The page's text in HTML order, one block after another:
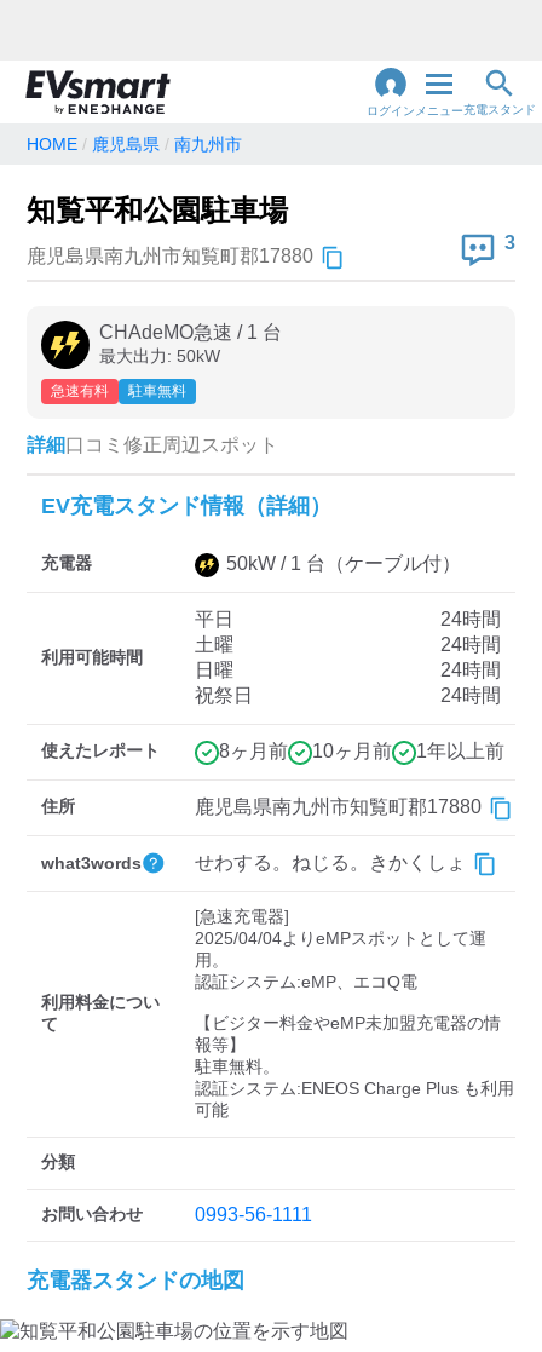
ログイン メニュー充電スタンド
地名・観光スポット・住所で検索
充電器の種類
急速充電器のみ表示
高速道路上のみ表示
認証システム
三菱ディーラーを表示
日産ディーラーを表示
示
充電器の出力
中速-20kW-以上
検索する
HOME 鹿児島県 南九州市
知覧平和公園駐車場
鹿児島県南九州市知覧町郡17880
3
CHAdeMO急速 / 1 台
最大出力: 50kW
急速有料 駐車無料
詳細口コミ 修正周辺スポット
EV充電スタンド情報（詳細）
充電器 50kW / 1 台 （ケーブル付）
利用可能時間
平日
24時間
土曜
24時間
日曜
24時間
祝祭日
24時間
使えたレポート 8ヶ月前 10ヶ月前 1年以上前
住所 鹿児島県南九州市知覧町郡17880
what3words せわする。ねじる。きかくしょ
利用料金につい
て
[急速充電器]
2025/04/04よりeMPスポットとして運
用。
認証システム:eMP、エコQ電
【ビジター料金やeMP未加盟充電器の情
報等】
駐車無料。
認証システム:ENEOS Charge Plus も利用
可能
分類
お問い合わせ 0993-56-1111
充電器スタンドの地図